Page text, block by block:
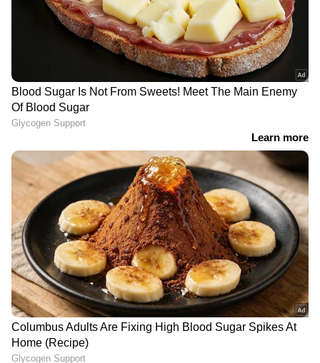
നല്ലതും ചീത്തയുമായുള്ള
എക്സ്പീരിയന്‍സുകളുണ്ട്. അതിരടി ഫെസ്റ്റ്
എന്ന പേരില്‍ കോഴിക്കോട് നടന്നൊരു ഈവന്‍റ്.
അന്ന് ചില കാര്യങ്ങള്‍ നടന്നിരുന്നു. അതിന്‍റെ
വീഡിയോകള്‍ കണ്ടിട്ട് കുറേ പേര്‍ റിയാക്ഷന്‍
വീഡിയോകള്‍ ചെയ്തിരുന്നു.
നമ്മള്‍ ചെയ്തത് നല്ലതാണെന്നായിരുന്നു 90